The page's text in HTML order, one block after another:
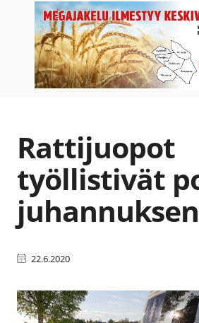
Rattijuopot
työllistivät
22.6.2020